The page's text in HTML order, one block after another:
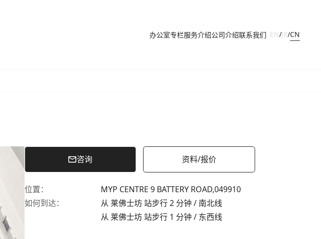
办公室专栏服务介绍公司介绍联系我们 EN/JP/CN
咨询 资料/报价
位置： MYP CENTRE 9 BATTERY ROAD,049910
如何到达：
从 莱佛士坊 站步行 2 分钟 / 南北线
从 莱佛士坊 站步行 1 分钟 / 东西线